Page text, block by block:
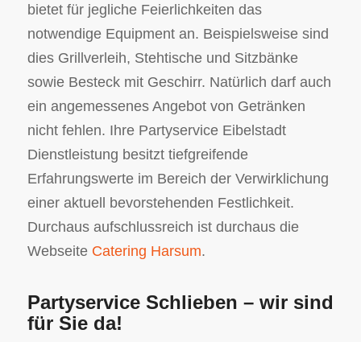
bietet für jegliche Feierlichkeiten das
notwendige Equipment an. Beispielsweise sind
dies Grillverleih, Stehtische und Sitzbänke
sowie Besteck mit Geschirr. Natürlich darf auch
ein angemessenes Angebot von Getränken
nicht fehlen. Ihre Partyservice Eibelstadt
Dienstleistung besitzt tiefgreifende
Erfahrungswerte im Bereich der Verwirklichung
einer aktuell bevorstehenden Festlichkeit.
Durchaus aufschlussreich ist durchaus die
Webseite Catering Harsum.
Partyservice Schlieben – wir sind
für Sie da!